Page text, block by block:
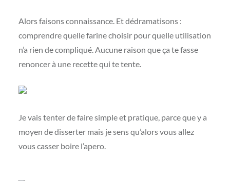
Alors faisons connaissance. Et dédramatisons :
comprendre quelle farine choisir pour quelle utilisation
n’a rien de compliqué. Aucune raison que ça te fasse
renoncer à une recette qui te tente.
Je vais tenter de faire simple et pratique, parce que y a
moyen de disserter mais je sens qu’alors vous allez
vous casser boire l’apero.